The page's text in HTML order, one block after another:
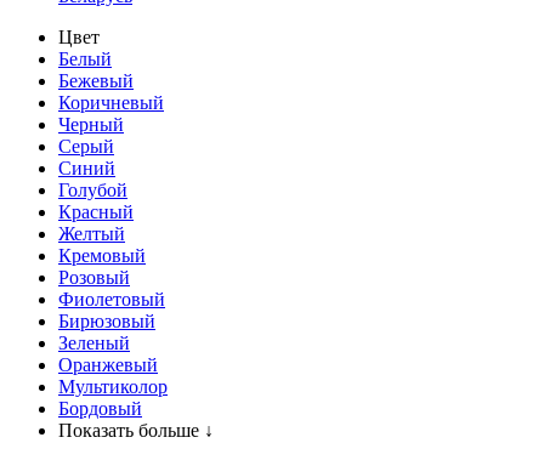
Цвет
Белый
Бежевый
Коричневый
Черный
Серый
Синий
Голубой
Красный
Желтый
Кремовый
Розовый
Фиолетовый
Бирюзовый
Зеленый
Оранжевый
Мультиколор
Бордовый
Показать больше ↓